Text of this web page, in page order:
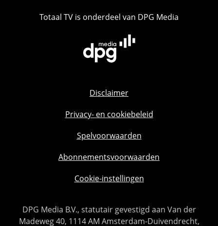
Totaal TV is onderdeel van DPG Media
Disclaimer
Privacy- en cookiebeleid
Spelvoorwaarden
Abonnementsvoorwaarden
Cookie-instellingen
DPG Media B.V., statutair gevestigd aan Van der
Madeweg 40, 1114 AM Amsterdam-Duivendrecht,